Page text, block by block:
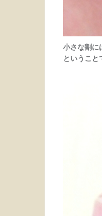
小さな割に
ということ